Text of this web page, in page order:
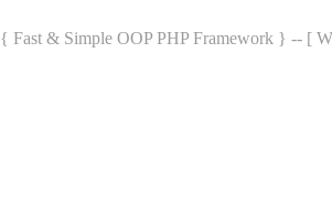
{ Fast & Simple OOP PHP Framework } -- [